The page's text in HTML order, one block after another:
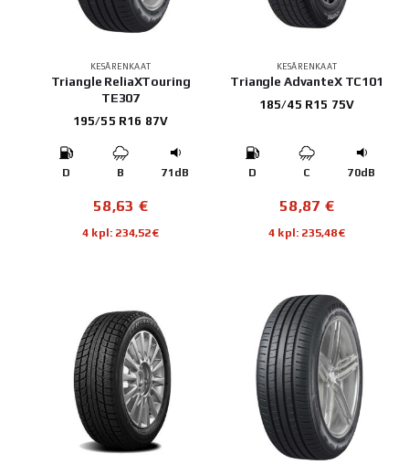
KESÄRENKAAT
Triangle ReliaXTouring
TE307
195/55 R16 87V
D B 71dB
58,63 €
4 kpl: 234,52€
KESÄRENKAAT
Triangle AdvanteX TC101
185/45 R15 75V
D C 70dB
58,87 €
4 kpl: 235,48€